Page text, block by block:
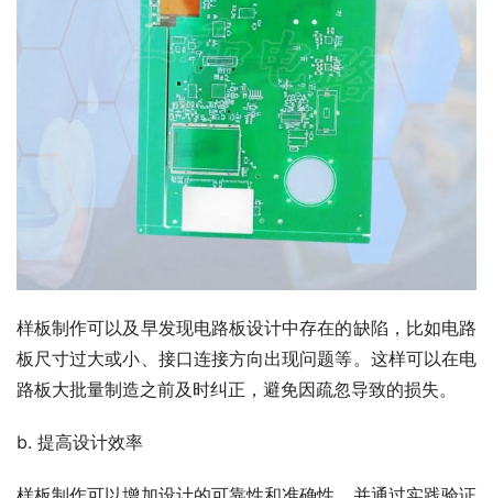
样板制作可以及早发现电路板设计中存在的缺陷，比如电路
板尺寸过大或小、接口连接方向出现问题等。这样可以在电
路板大批量制造之前及时纠正，避免因疏忽导致的损失。
b. 提高设计效率